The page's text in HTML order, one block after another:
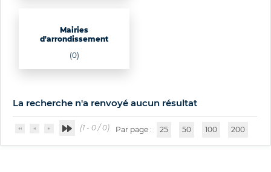
Mairies
d'arrondissement
(0)
La recherche n'a renvoyé aucun résultat
(1 - 0 / 0) Par page : 25 50 100 200